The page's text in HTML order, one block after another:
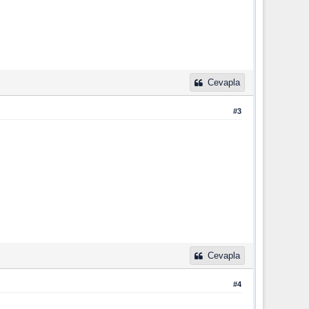
Cevapla
#3
Cevapla
#4